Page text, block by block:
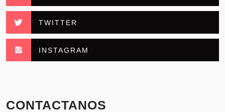
TWITTER
INSTAGRAM
CONTACTANOS